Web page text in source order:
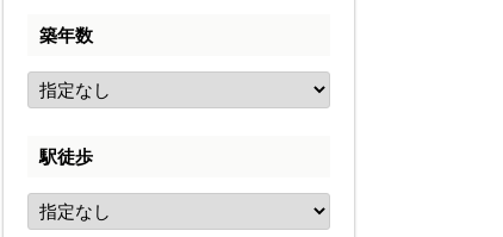
築年数
駅徒歩